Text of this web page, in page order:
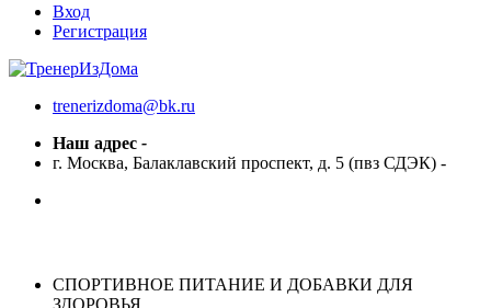
Вход
Регистрация
trenerizdoma@bk.ru
Наш адрес -
г. Москва, Балаклавский проспект, д. 5 (пвз СДЭК) -
СПОРТИВНОЕ ПИТАНИЕ И ДОБАВКИ ДЛЯ